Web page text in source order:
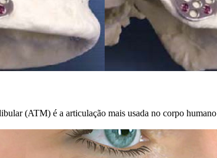
(ATM) é a articulação mais usada no corpo humano